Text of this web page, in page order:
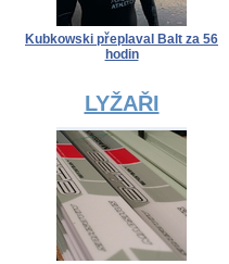
Kubkowski přeplaval Balt za 56
hodin
LYŽAŘI